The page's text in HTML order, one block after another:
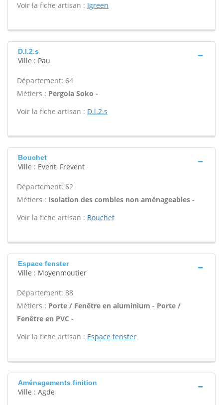
Voir la fiche artisan : Igreen
D.l.2.s
Ville : Pau
Département: 64
Métiers : Pergola Soko -
Voir la fiche artisan : D.l.2.s
Bouchet
Ville : Event, Frevent
Département: 62
Métiers : Isolation des combles non aménageables -
Voir la fiche artisan : Bouchet
Espace fenster
Ville : Moyenmoutier
Département: 88
Métiers : Porte / Fenêtre en aluminium - Porte /
Fenêtre en PVC -
Voir la fiche artisan : Espace fenster
Aménagements finition
Ville : Agde